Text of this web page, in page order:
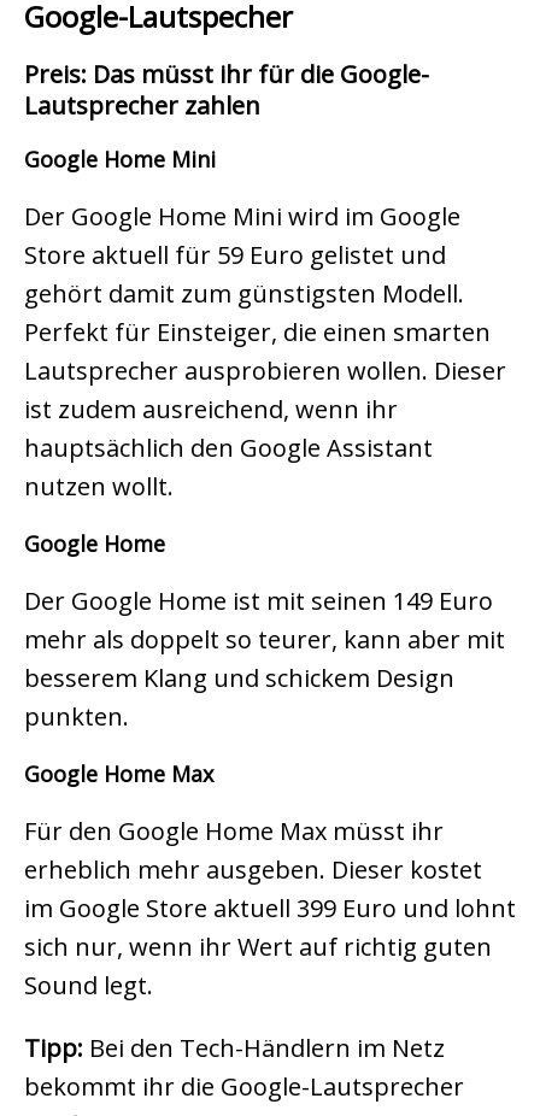
Google-Lautspecher
Preis: Das müsst ihr für die Google-
Lautsprecher zahlen
Google Home Mini
Der Google Home Mini wird im Google
Store aktuell für 59 Euro gelistet und
gehört damit zum günstigsten Modell.
Perfekt für Einsteiger, die einen smarten
Lautsprecher ausprobieren wollen. Dieser
ist zudem ausreichend, wenn ihr
hauptsächlich den Google Assistant
nutzen wollt.
Google Home
Der Google Home ist mit seinen 149 Euro
mehr als doppelt so teurer, kann aber mit
besserem Klang und schickem Design
punkten.
Google Home Max
Für den Google Home Max müsst ihr
erheblich mehr ausgeben. Dieser kostet
im Google Store aktuell 399 Euro und lohnt
sich nur, wenn ihr Wert auf richtig guten
Sound legt.
Tipp: Bei den Tech-Händlern im Netz
bekommt ihr die Google-Lautsprecher